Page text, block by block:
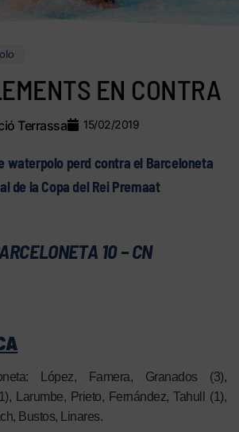
EN CONTRA
Terrassa 15/02/2019
waterpolo perd contra el Barceloneta
de la Copa del Rei Premaat
10 – CN
López, Famera, Granados (3),
Larumbe, Prieto, Fernández, Tahull (1),
Bustos, Linares.